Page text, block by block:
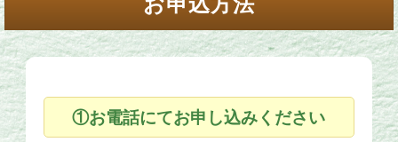
①お電話にてお申し込みください